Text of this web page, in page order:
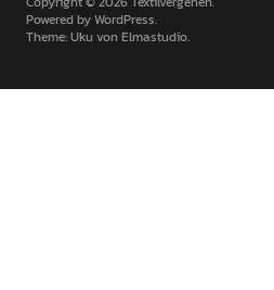
Powered byWordPress
Theme: Uku vonElmastudio